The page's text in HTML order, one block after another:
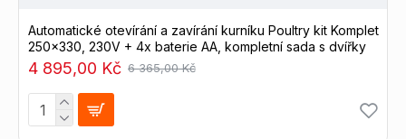
Automatické otevírání a zavírání kurníku Poultry kit Komplet
250x330, 230V + 4x baterie AA, kompletní sada s dvířky
4 895,00 Kč 6 365,00 Kč